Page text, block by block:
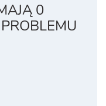
0